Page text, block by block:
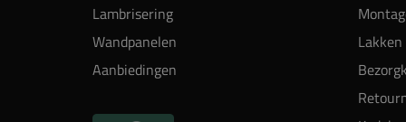
Lambrisering
Wandpanelen
Aanbiedingen